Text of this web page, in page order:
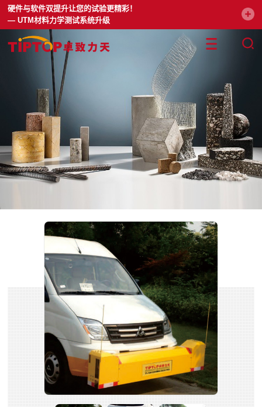
硬件与软件双提升让您的试验更精彩！
— UTM材料力学测试系统升级